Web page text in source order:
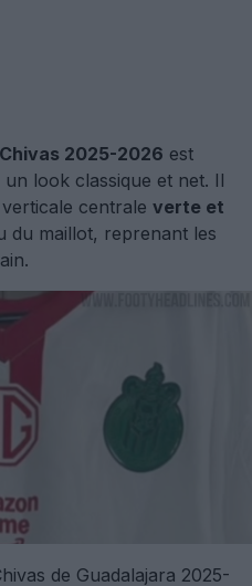
2025-2026 est
look classique et net. Il
centrale verte et
du maillot, reprenant les
de Guadalajara 2025-